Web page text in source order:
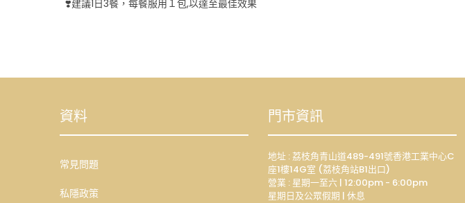
❣️建議1日3餐，每餐服用１包,以達至最佳效果
資料
常見問題
私隱政策
門市資訊
地址 : 荔枝角青山道489-491號香港工業中心C
座1樓14G室 (荔枝角站B1出口)
營業 : 星期一至六 | 12:00pm - 6:00pm
星期日及公眾假期 | 休息